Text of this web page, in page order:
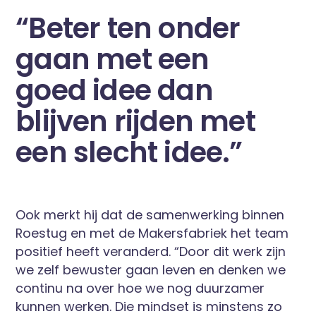
“Beter ten onder
gaan met een
goed idee dan
blijven rijden met
een slecht idee.”
Ook merkt hij dat de samenwerking binnen
Roestug en met de Makersfabriek het team
positief heeft veranderd. “Door dit werk zijn
we zelf bewuster gaan leven en denken we
continu na over hoe we nog duurzamer
kunnen werken. Die mindset is minstens zo